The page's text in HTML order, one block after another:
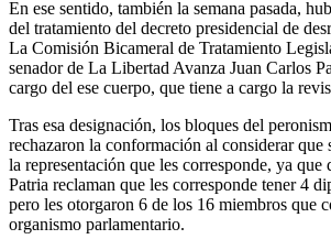
senador de La Libertad Avanza Juan Carlos
cargo del ese cuerpo, que tiene a cargo la
Tras esa designación, los bloques del
rechazaron la conformación al considerar que
Patria reclaman que les corresponde tener 4
pero les otorgaron 6 de los 16 miembros que
organismo parlamentario.
“No vamos a participar de ninguna votación de
Bicameral de DNU, porque claramente están